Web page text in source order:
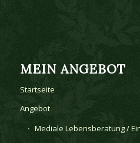
MEIN ANGEBOT
Startseite
Angebot
Mediale Lebensberatung /